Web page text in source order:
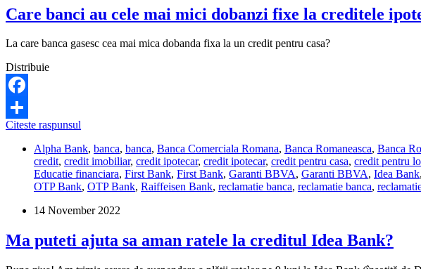
Care banci au cele mai mici dobanzi fixe la creditele
La care banca gasesc cea mai mica dobanda fixa la un credit pentru casa?
Distribuie
Facebook
Share
Citeste raspunsul
au
cele
mai
mici
fixe
creditele
ipotecare?
Alpha Bank, banca, banca, Banca Comerciala Romana, Banca Romaneasca, Banca
credit, credit imobiliar, credit ipotecar, credit ipotecar, credit pentru casa, credit pentru
Educatie financiara, First Bank, First Bank, Garanti BBVA, Garanti BBVA, Idea Bank,
OTP Bank, OTP Bank, Raiffeisen Bank, reclamatie banca, reclamatie banca,
14 November 2022
Ma puteti ajuta sa aman ratele la creditul Idea Bank?